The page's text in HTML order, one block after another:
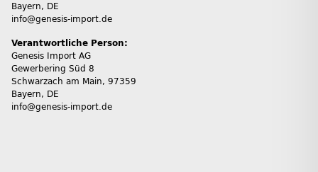
Bayern, DE
info@genesis-import.de
Verantwortliche Person:
Genesis Import AG
Gewerbering Süd 8
Schwarzach am Main, 97359
Bayern, DE
info@genesis-import.de